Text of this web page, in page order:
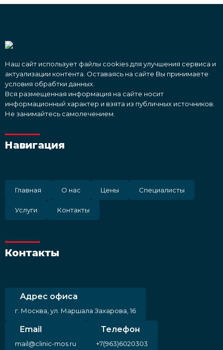
Наш сайт использует файлы cookies для улучшения сервиса и
актуализации контента. Оставаясь на сайте Вы принимаете
условия обрабтки данных.
Вся размещенная информация на сайте носит
информационный характер и взята из публичных источников.
Не занимайтесь самолечением.
Навигация
Главная О нас Цены Специалисты
Услуги Контакты
Контакты
Адрес офиса
г. Москва, ул. Маршала Захарова, 16
Email
mail@clinic-mos.ru
Телефон
+7(963)6020303